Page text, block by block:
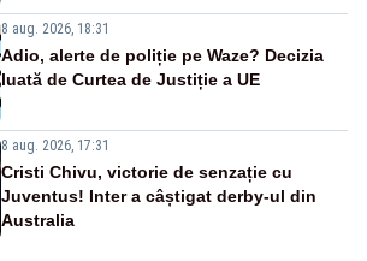
8 aug. 2026, 18:31
Adio, alerte de poliție pe Waze? Decizia
luată de Curtea de Justiție a UE
8 aug. 2026, 17:31
Cristi Chivu, victorie de senzație cu
Juventus! Inter a câștigat derby-ul din
Australia